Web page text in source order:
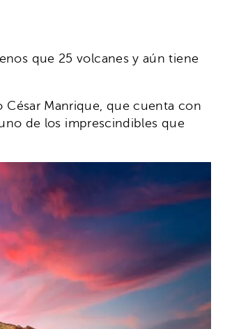
que 25 volcanes y aún tiene
Manrique, que cuenta con
de los imprescindibles que